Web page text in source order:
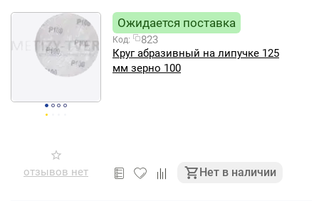
отзывов нет
Ожидается поставка
Код:
823
Круг абразивный на липучке 125
мм зерно 100
Нет в наличии